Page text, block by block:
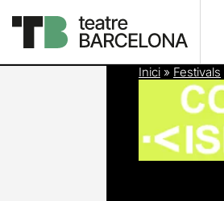
Inici» Festivals